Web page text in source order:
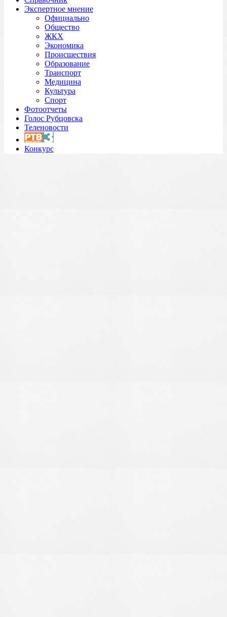
Экспертное мнение
Официально
Общество
ЖКХ
Экономика
Происшествия
Образование
Транспорт
Медицина
Культура
Спорт
Фотоотчеты
Голос Рубцовска
Теленовости
Конкурс